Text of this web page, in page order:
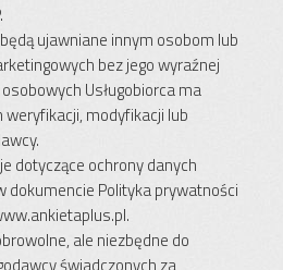
ujawniane innym osobom lub
bez jego wyraźnej
Usługobiorca ma
modyfikacji lub
dotyczące ochrony danych
dokumencie Polityka prywatności
ale niezbędne do